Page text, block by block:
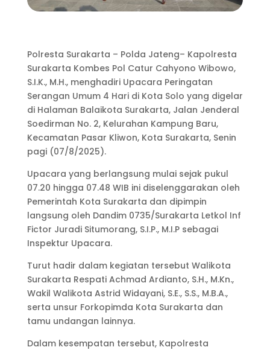
Polresta Surakarta – Polda Jateng– Kapolresta
Surakarta Kombes Pol Catur Cahyono Wibowo,
S.I.K., M.H., menghadiri Upacara Peringatan
Serangan Umum 4 Hari di Kota Solo yang digelar
di Halaman Balaikota Surakarta, Jalan Jenderal
Soedirman No. 2, Kelurahan Kampung Baru,
Kecamatan Pasar Kliwon, Kota Surakarta, Senin
pagi (07/8/2025).
Upacara yang berlangsung mulai sejak pukul
07.20 hingga 07.48 WIB ini diselenggarakan oleh
Pemerintah Kota Surakarta dan dipimpin
langsung oleh Dandim 0735/Surakarta Letkol Inf
Fictor Juradi Situmorang, S.I.P., M.I.P sebagai
Inspektur Upacara.
Turut hadir dalam kegiatan tersebut Walikota
Surakarta Respati Achmad Ardianto, S.H., M.Kn.,
Wakil Walikota Astrid Widayani, S.E., S.S., M.B.A.,
serta unsur Forkopimda Kota Surakarta dan
tamu undangan lainnya.
Dalam kesempatan tersebut, Kapolresta